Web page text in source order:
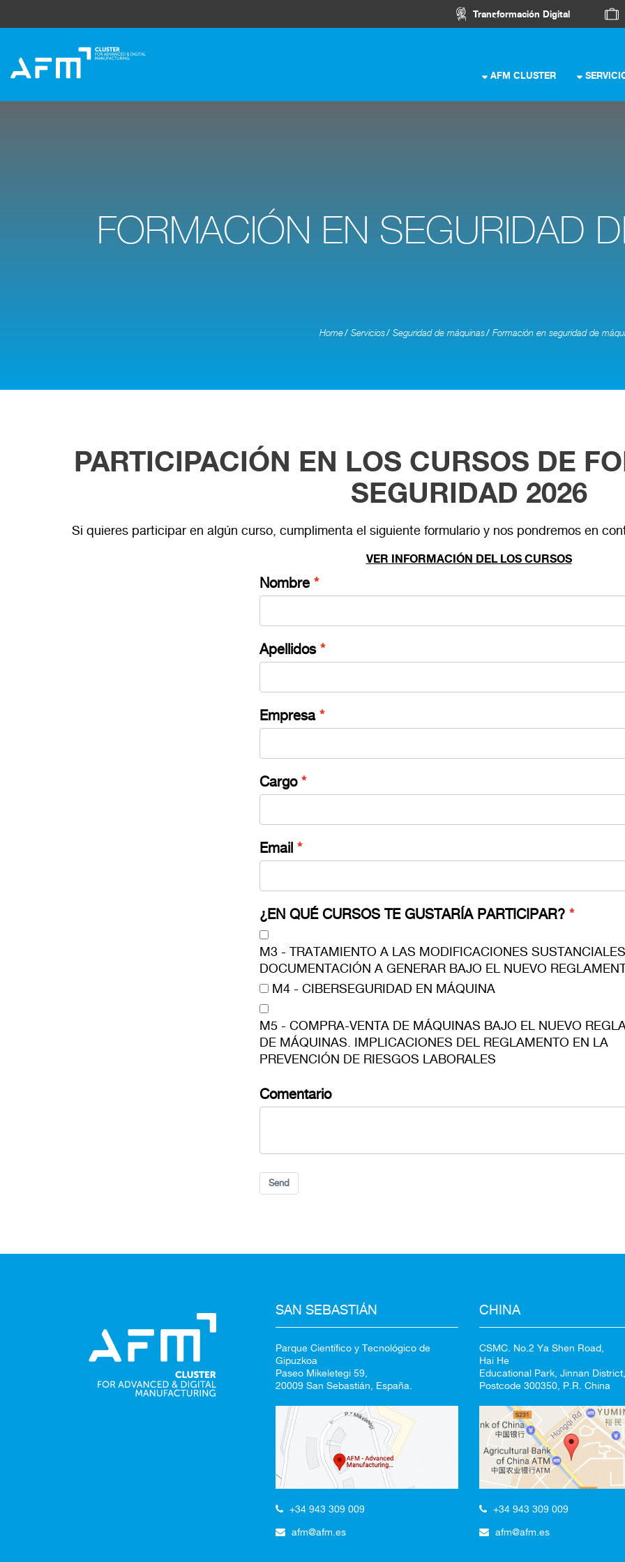
Transformación Digital
AFM CLUSTER
FORMACIÓN EN SEGURIDAD
Home Servicios Seguridad de máquinas Formación en seguridad de
PARTICIPACIÓN EN LOS CURSOS DE
SEGURIDAD 2026
Si quieres participar en algún curso, cumplimenta el siguiente formulario y nos pondremos en
VER INFORMACIÓN DEL LOS CURSOS
Nombre
Apellidos
Empresa
Cargo
Email
¿EN QUÉ CURSOS TE GUSTARÍA PARTICIPAR?
M3 - TRATAMIENTO A LAS MODIFICACIONES
DOCUMENTACIÓN A GENERAR BAJO EL NUEVO
M4 - CIBERSEGURIDAD EN MÁQUINA
M5 - COMPRA-VENTA DE MÁQUINAS BAJO EL NUEVO
DE MÁQUINAS. IMPLICACIONES DEL REGLAMENTO EN LA
PREVENCIÓN DE RIESGOS LABORALES
Comentario
Send
99%
SAN SEBASTIÁN
Parque Científico y Tecnológico de
Gipuzkoa
Paseo Mikeletegi 59,
20009 San Sebastián, España.
+34 943 309 009
afm@afm.es
CHINA
CSMC. No.2 Ya Shen Road,
Hai He
Educational Park, Jinnan
Postcode 300350, P.R. China
+34 943 309 009
afm@afm.es